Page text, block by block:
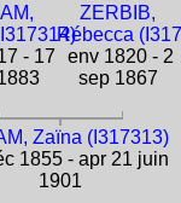
- 17
ZERBIB,
Rébecca
env 1820 - 2
sep 1867
Zaïna (I317313)
1855 - apr 21 juin
1901